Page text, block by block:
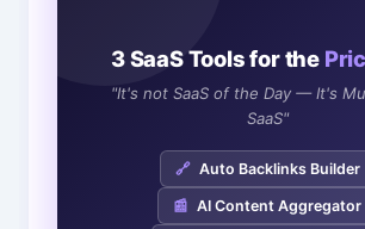
3 SaaS Tools for the
"It's not SaaS of the Day — It's
SaaS"
🔗 Auto Backlinks Builder
📰 AI Content Aggregator